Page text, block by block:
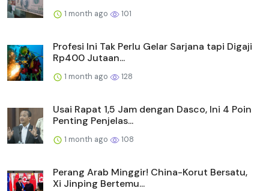
1 month ago 101
Profesi Ini Tak Perlu Gelar Sarjana tapi Digaji
Rp400 Jutaan...
1 month ago 128
Usai Rapat 1,5 Jam dengan Dasco, Ini 4 Poin
Penting Penjelas...
1 month ago 108
Perang Arab Minggir! China-Korut Bersatu,
Xi Jinping Bertemu...